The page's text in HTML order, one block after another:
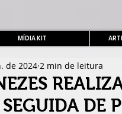
MÍDIA KIT
DE
de 2024 2 min de leitura